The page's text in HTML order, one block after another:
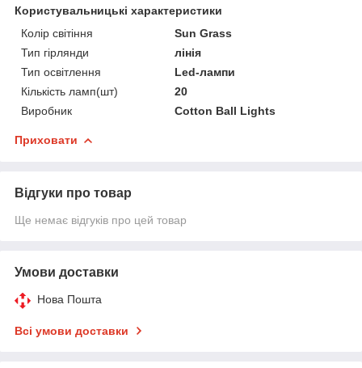
Користувальницькі характеристики
Колір світіння
Sun Grass
Тип гірлянди
лінія
Тип освітлення
Led-лампи
Кількість ламп(шт)
20
Виробник
Cotton Ball Lights
Приховати
Відгуки про товар
Ще немає відгуків про цей товар
Умови доставки
Нова Пошта
Всі умови доставки